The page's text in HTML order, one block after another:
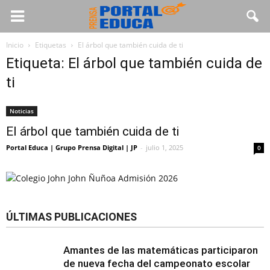
Inicio Etiquetas El árbol que también cuida de ti
Etiqueta: El árbol que también cuida de
ti
Noticias
El árbol que también cuida de ti
Portal Educa | Grupo Prensa Digital | JP - julio 1, 2025 0
ÚLTIMAS PUBLICACIONES
Amantes de las matemáticas participaron
de nueva fecha del campeonato escolar